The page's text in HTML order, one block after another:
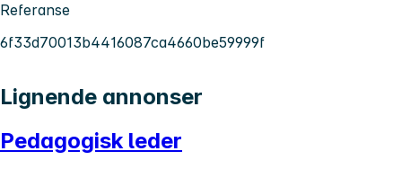
Referanse
6f33d70013b4416087ca4660be59999f
Lignende annonser
Pedagogisk leder